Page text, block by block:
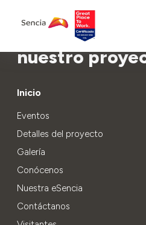
Aprende más
nuestro
Inicio
Eventos
Detalles del proyecto
Galería
Conócenos
Nuestra eSencia
Contáctanos